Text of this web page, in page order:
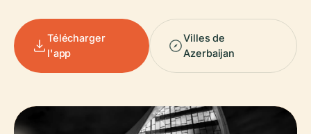
Télécharger
l'app
Villes de
Azerbaijan